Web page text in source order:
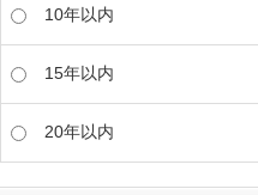
10年以内
15年以内
20年以内